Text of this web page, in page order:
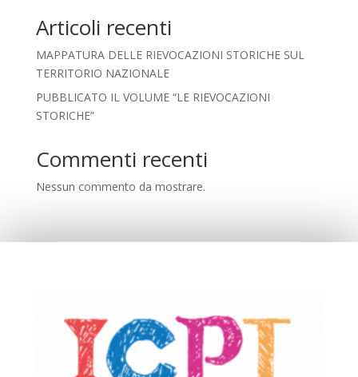
Articoli recenti
MAPPATURA DELLE RIEVOCAZIONI STORICHE SUL
TERRITORIO NAZIONALE
PUBBLICATO IL VOLUME “LE RIEVOCAZIONI
STORICHE”
Commenti recenti
Nessun commento da mostrare.